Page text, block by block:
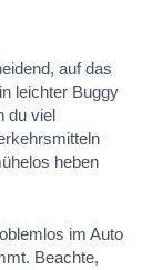
auf das
leichter Buggy
du viel
heben
im Auto
Beachte,